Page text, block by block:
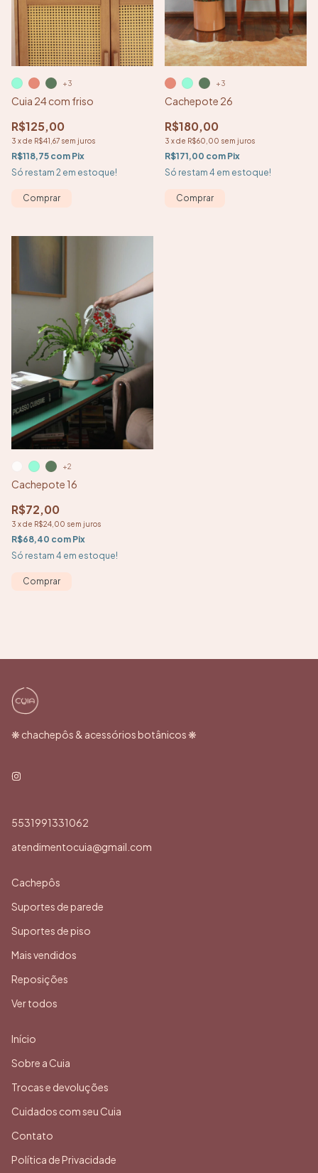
Cuia 24 com friso
R$125,00
3 xde R$41,67 sem juros
R$118,75 com Pix
Só restam 2 em estoque!
+3
Comprar
Cachepote 26
R$180,00
3 xde R$60,00 sem juros
R$171,00 com Pix
Só restam 4 em estoque!
+3
Comprar
Cachepote 16
R$72,00
3 xde R$24,00 sem juros
R$68,40 com Pix
Só restam 4 em estoque!
+2
Comprar
❋ chachepôs & acessórios botânicos ❋
5531991331062
atendimentocuia@gmail.com
Cachepôs
Suportes de parede
Suportes de piso
Mais vendidos
Reposições
Ver todos
Início
Sobre a Cuia
Trocas e devoluções
Cuidados com seu Cuia
Contato
Política de Privacidade